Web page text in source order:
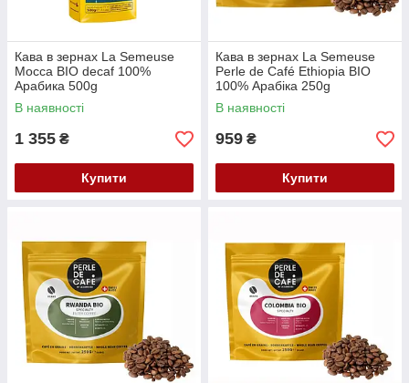
Кава в зернах La Semeuse
Mocca BIO decaf 100%
Арабика 500g
В наявності
1 355 ₴
Купити
Кава в зернах La Semeuse
Perle de Café Ethiopia BIO
100% Арабіка 250g
В наявності
959 ₴
Купити